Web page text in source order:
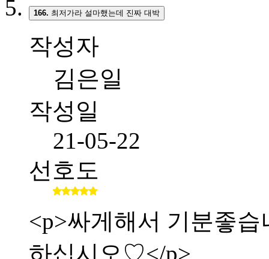
166. 최저가라 설마했는데 진짜 대박
작성자
김은일
작성일
21-05-22
선호도
<p>싸게해서 기분좋습
하십시오♡</p>